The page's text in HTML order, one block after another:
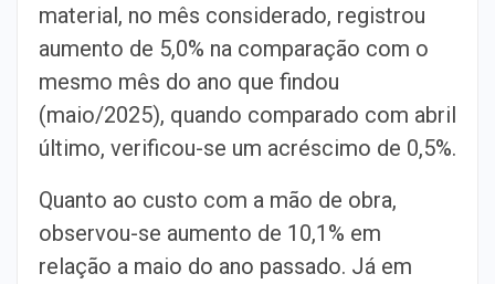
material, no mês considerado, registrou
aumento de 5,0% na comparação com o
mesmo mês do ano que findou
(maio/2025), quando comparado com abril
último, verificou-se um acréscimo de 0,5%.
Quanto ao custo com a mão de obra,
observou-se aumento de 10,1% em
relação a maio do ano passado. Já em